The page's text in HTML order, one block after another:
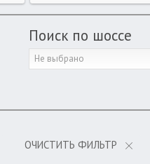
Поиск по шоссе
Не выбрано
ОЧИСТИТЬ ФИЛЬТР